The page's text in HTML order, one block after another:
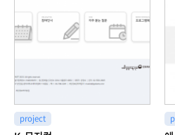
project